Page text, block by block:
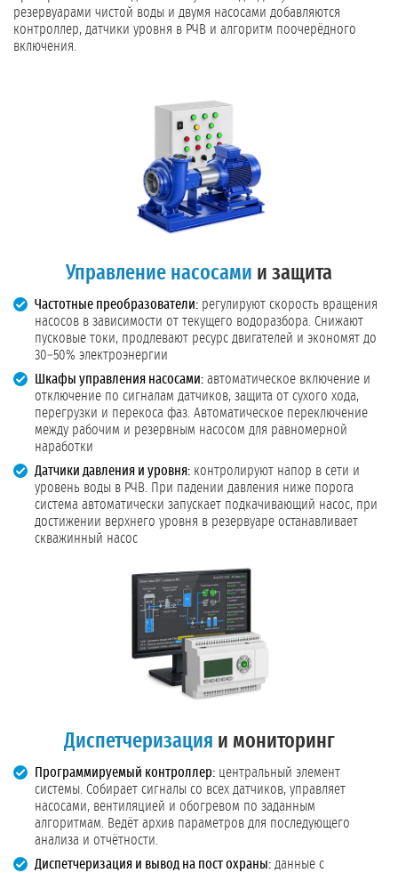
резервуарами чистой воды и двумя насосами добавляются
контроллер, датчики уровня в РЧВ и алгоритм поочерёдного
включения.
Управление насосами и защита
Частотные преобразователи: регулируют скорость вращения
насосов в зависимости от текущего водоразбора. Снижают
пусковые токи, продлевают ресурс двигателей и экономят до
30–50% электроэнергии
Шкафы управления насосами: автоматическое включение и
отключение по сигналам датчиков, защита от сухого хода,
перегрузки и перекоса фаз. Автоматическое переключение
между рабочим и резервным насосом для равномерной
наработки
Датчики давления и уровня: контролируют напор в сети и
уровень воды в РЧВ. При падении давления ниже порога
система автоматически запускает подкачивающий насос, при
достижении верхнего уровня в резервуаре останавливает
скважинный насос
Диспетчеризация и мониторинг
Программируемый контроллер: центральный элемент
системы. Собирает сигналы со всех датчиков, управляет
насосами, вентиляцией и обогревом по заданным
алгоритмам. Ведёт архив параметров для последующего
анализа и отчётности.
Диспетчеризация и вывод на пост охраны: данные с